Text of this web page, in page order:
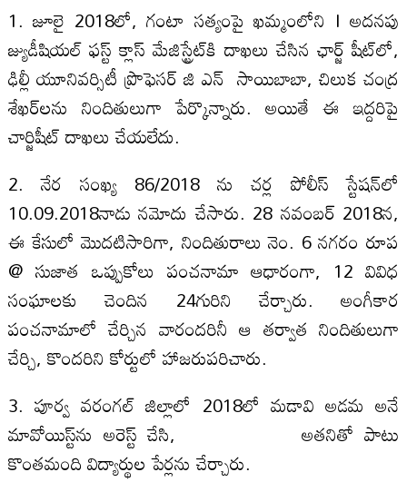
1. జూలై 2018లో, గంటా సత్యంపై ఖమ్మంలోని I అదనపు
జ్యుడీషియల్ ఫస్ట్ క్లాస్ మేజిస్ట్రేట్‌కి దాఖలు చేసిన ఛార్జ్ షీట్‌లో,
ఢిల్లీ యూనివర్సిటీ ప్రొఫెసర్ జి ఎన్ సాయిబాబా, చిలుక చంద్ర
శేఖర్‌లను నిందితులుగా పేర్కొన్నారు. అయితే ఈ ఇద్దరిపై
చార్జిషీట్ దాఖలు చేయలేదు.
2. నేర సంఖ్య 86/2018 ను చర్ల పోలీస్ స్టేషన్‌లో
10.09.2018నాడు నమోదు చేసారు. 28 నవంబర్ 2018న,
ఈ కేసులో మొదటిసారిగా, నిందితురాలు నెం. 6 నగరం రూప
@ సుజాత ఒప్పుకోలు పంచనామా ఆధారంగా, 12 వివిధ
సంఘాలకు చెందిన 24గురిని చేర్చారు. అంగీకార
పంచనామాలో చేర్చిన వారందరినీ ఆ తర్వాత నిందితులుగా
చేర్చి, కొందరిని కోర్టులో హాజరుపరిచారు.
3. పూర్వ వరంగల్ జిల్లాలో 2018లో మడావి అడమ అనే
మావోయిస్ట్‌ను అరెస్ట్‌ చేసి, అతనితో పాటు
కొంతమంది విద్యార్థుల పేర్లను చేర్చారు.